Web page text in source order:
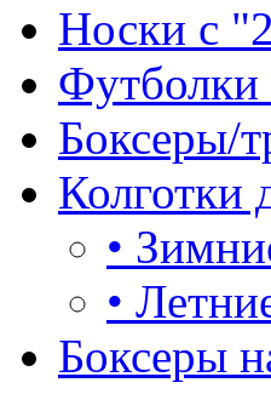
Носки с
Боксеры/
Колготки
•
•
Боксеры